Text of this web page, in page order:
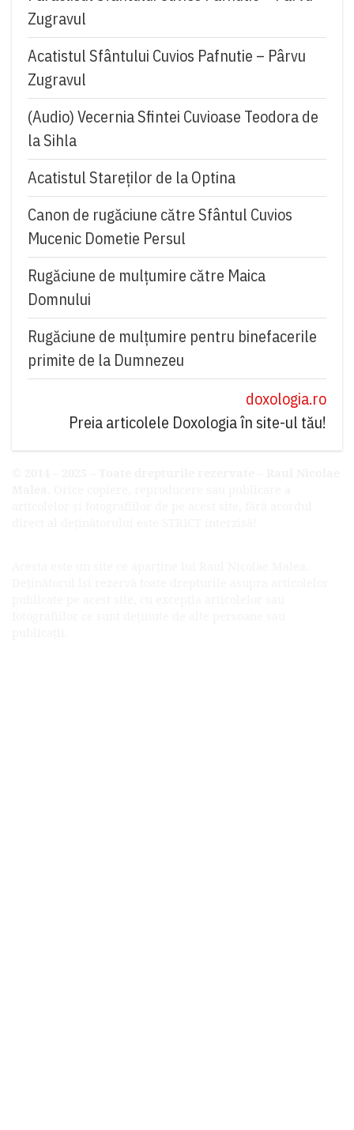
Zugravul
Acatistul Sfântului Cuvios Pafnutie – Pârvu
Zugravul
(Audio) Vecernia Sfintei Cuvioase Teodora de
la Sihla
Acatistul Stareţilor de la Optina
Canon de rugăciune către Sfântul Cuvios
Mucenic Dometie Persul
Rugăciune de mulţumire către Maica
Domnului
Rugăciune de mulțumire pentru binefacerile
primite de la Dumnezeu
doxologia.ro
Preia articolele Doxologia în site-ul tău!